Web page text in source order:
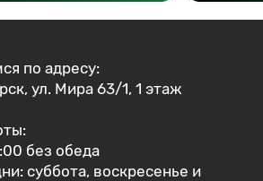
по адресу:
ул. Мира 63/1, 1 этаж
без обеда
суббота, воскресенье и